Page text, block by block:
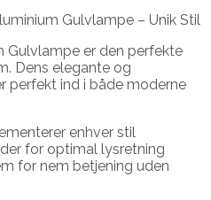
Gulvlampe – Unik Stil
Gulvlampe er den perfekte
Dens elegante og
perfekt ind i både moderne
enhver stil
for optimal lysretning
for nem betjening uden